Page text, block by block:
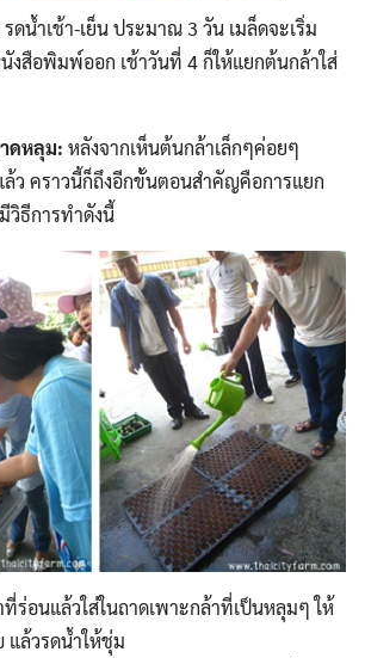
ดน้ำเช้า-เย็น ประมาณ 3 วัน เมล็ดจะเริ่ม
งสือพิมพ์ออก เช้าวันที่ 4 ก็ให้แยกต้นกล้าใส่
ดหลุม: หลังจากเห็นต้นกล้าเล็กๆค่อยๆ
ล้ว คราวนี้ก็ถึงอีกขั้นตอนสำคัญคือการแยก
วิธีการทำดังนี้
ร่อนแล้วใส่ในถาดเพาะกล้าที่เป็นหลุมๆ ให้
แล้วรดน้ำให้ชุ่ม